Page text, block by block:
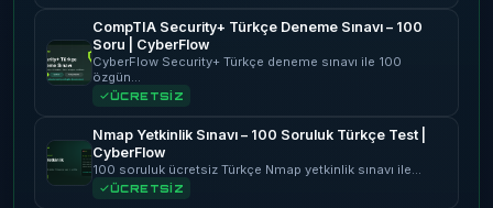
CompTIA Security+ Türkçe Deneme Sınavı – 100
Soru | CyberFlow
CyberFlow Security+ Türkçe deneme sınavı ile 100
özgün…
ÜCRETSİZ
Nmap Yetkinlik Sınavı – 100 Soruluk Türkçe Test |
CyberFlow
100 soruluk ücretsiz Türkçe Nmap yetkinlik sınavı ile…
ÜCRETSİZ